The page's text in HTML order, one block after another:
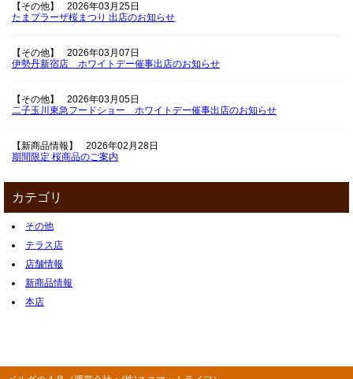
【その他】
2026年03月25日
たまプラーザ桜まつり 出店のお知らせ
【その他】
2026年03月07日
伊勢丹新宿店 ホワイトデー催事出店のお知らせ
【その他】
2026年03月05日
二子玉川東急フードショー ホワイトデー催事出店のお知らせ
【新商品情報】
2026年02月28日
期間限定 桜商品のご案内
カテゴリ
その他
テラス店
店舗情報
新商品情報
本店